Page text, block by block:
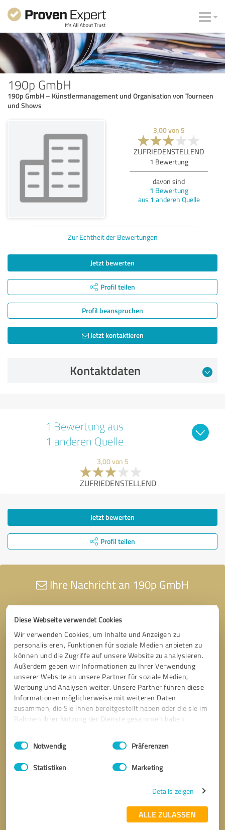
Diese Webseite verwendet Cookies
Wir verwenden Cookies, um Inhalte und Anzeigen zu
personalisieren, Funktionen für soziale Medien anbieten zu
können und die Zugriffe auf unsere Website zu analysieren.
Außerdem geben wir Informationen zu Ihrer Verwendung
unserer Website an unsere Partner für soziale Medien,
Werbung und Analysen weiter. Unsere Partner führen diese
Informationen möglicherweise mit weiteren Daten
zusammen, die Sie ihnen bereitgestellt haben oder die sie im
Rahmen Ihrer Nutzung der Dienste gesammelt haben.
Impressum Datenschutzbestimmungen
Einwilligungsauswahl
Notwendig Präferenzen
Statistiken Marketing
Details zeigen
ALLE ZULASSEN
190p GmbH
190p GmbH – Künstlermanagement und Organisation von Tourneen
und Shows
3,00von 5
ZUFRIEDENSTELLEND
1 Bewertung
davon sind
1 Bewertung
aus 1 anderen Quelle
Zur Echtheit der Bewertungen
Jetzt bewerten
Profil teilen
Profil beanspruchen
Jetzt kontaktieren
Kontaktdaten
1 Bewertung aus
1 anderen Quelle
3,00 von 5
ZUFRIEDENSTELLEND
Jetzt bewerten
Profil teilen
Ihre Nachricht an 190p GmbH
* Erforderliche Angaben